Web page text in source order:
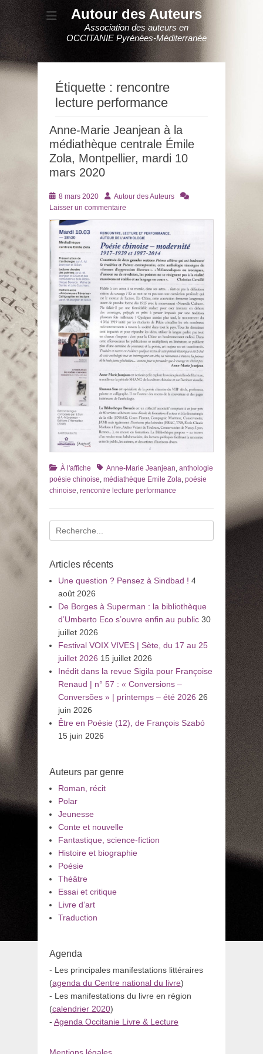
Autour des Auteurs
Association des auteurs en
OCCITANIE Pyrénées-Méditerranée
Étiquette : rencontre
lecture performance
Anne-Marie Jeanjean à la
médiathèque centrale Émile
Zola, Montpellier, mardi 10
mars 2020
Posté
le
8 mars 2020 AuteurAutour des Auteurs
Laisser un commentaire
Catégories
À l'affiche TagsAnne-Marie Jeanjean, anthologie
poésie chinoise, médiathèque Emile Zola, poésie
chinoise, rencontre lecture performance
Recherche
pour
Articles récents
Une question ? Pensez à Sindbad ! 4
août 2026
De Borges à Superman : la bibliothèque
d’Umberto Eco s’ouvre enfin au public 30
juillet 2026
Festival VOIX VIVES | Sète, du 17 au 25
juillet 2026 15 juillet 2026
Inédit dans la revue Sigila pour Françoise
Renaud | n° 57 : « Conversions –
Conversões » | printemps – été 2026 26
juin 2026
Être en Poésie (12), de François Szabó
15 juin 2026
Auteurs par genre
Roman, récit
Polar
Jeunesse
Conte et nouvelle
Fantastique, science-fiction
Histoire et biographie
Poésie
Théâtre
Essai et critique
Livre d’art
Traduction
Agenda
- Les principales manifestations littéraires
(agenda du Centre national du livre)
- Les manifestations du livre en région
(calendrier 2020)
- Agenda Occitanie Livre & Lecture